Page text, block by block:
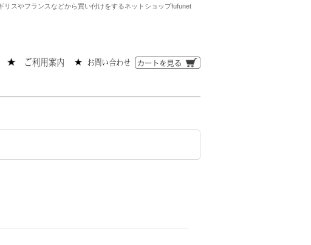
スやフランスなどから買い付けをするネットショップfufunet